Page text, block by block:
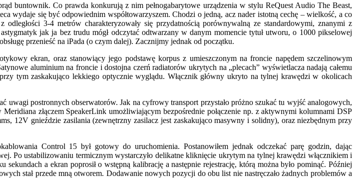
buntownik. Co prawda konkurują z nim pełnogabarytowe urządzenia w stylu ReQuest Audio The Beast,
wydaje się być odpowiednim współtowarzyszem. Chodzi o jedną, acz nader istotną cechę – wielkość, a co
3-4 metrów charakteryzowały się przydatnością porównywalną ze standardowymi, znanymi z
jak ja bez trudu mógł odczytać odtwarzany w danym momencie tytuł utworu, o 1000 pikselowej
przenieść na iPada (o czym dalej). Zacznijmy jednak od początku.
ekran, oraz stanowiący jego podstawę korpus z umieszczonym na froncie napędem szczelinowym
aluminium na froncie i dostojna czerń radiatorów ukrytych na „plecach” wyświetlacza nadają całemu
tym zaskakująco lekkiego optycznie wyglądu. Włącznik główny ukryto na tylnej krawędzi w okolicach
postronnych obserwatorów. Jak na cyfrowy transport przystało próżno szukać tu wyjść analogowych,
złączem SpeakerLink umożliwiającym bezpośrednie połączenie np. z aktywnymi kolumnami DSP
12V gnieździe zasilania (zewnętrzny zasilacz jest zaskakująco masywny i solidny), oraz niezbędnym przy
Control 15 był gotowy do uruchomienia. Postanowiłem jednak odczekać parę godzin, dając
Po ustabilizowaniu termicznym wystarczyło delikatne kliknięcie ukrytym na tylnej krawędzi włącznikiem i
a ekran poprosił o wstępną kalibrację a następnie rejestrację, którą można było pominąć. Później
stał przede mną otworem. Dodawanie nowych pozycji do obu list nie nastręczało żadnych problemów a